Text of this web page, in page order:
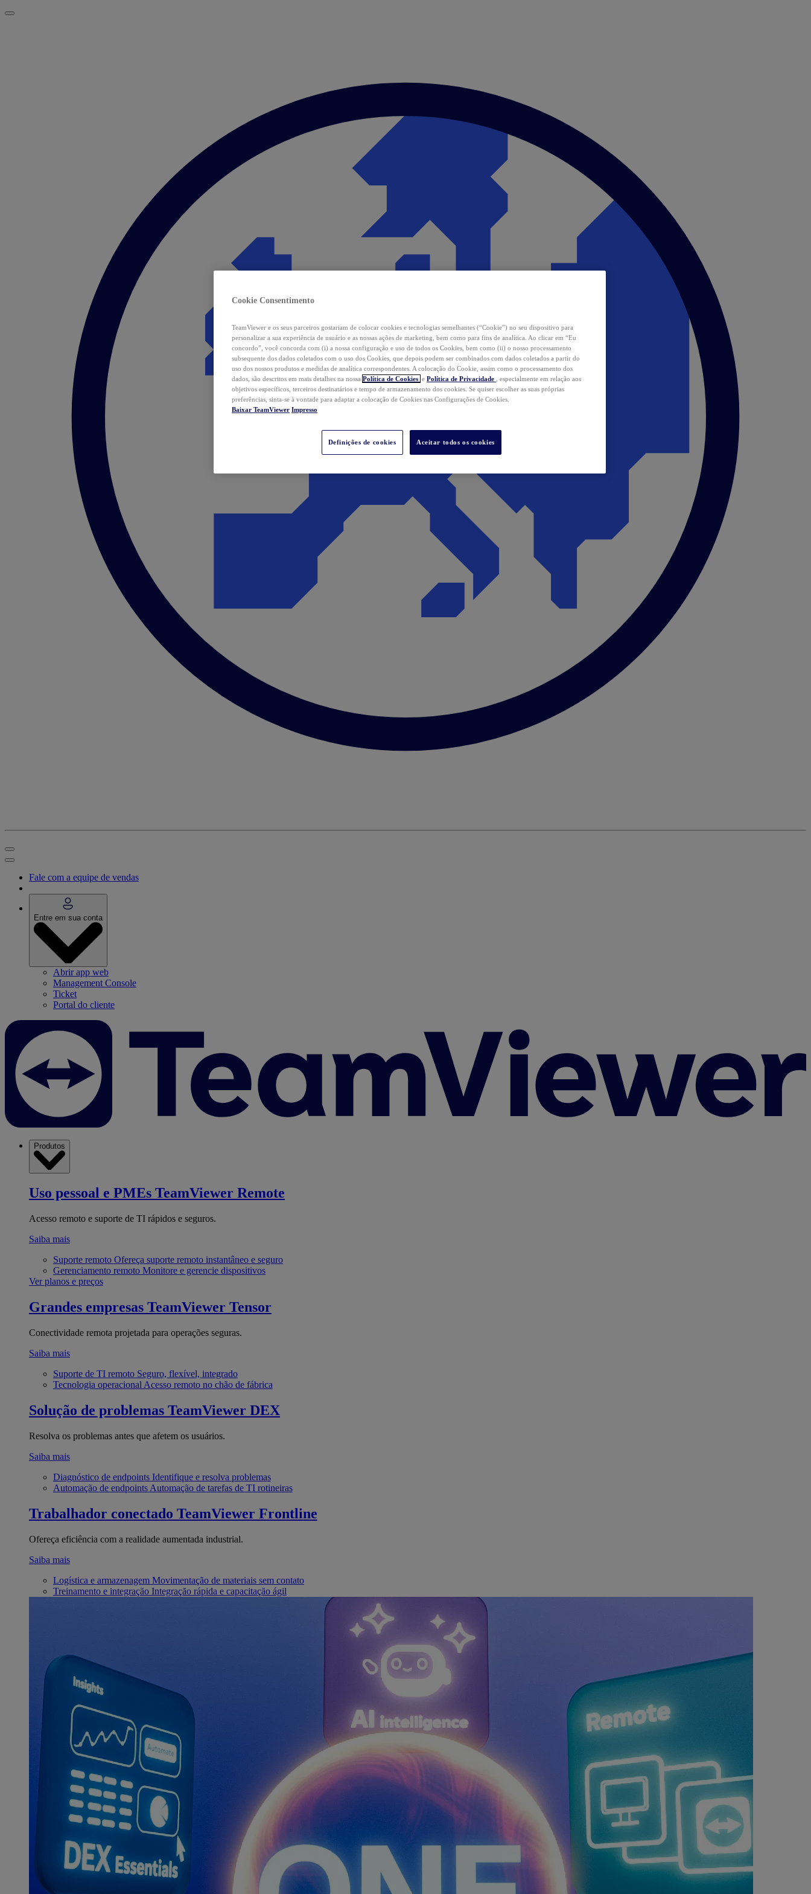
Fale com a equipe de vendas
Entre em sua conta
Abrir app web
Management Console
Ticket
Portal do cliente
Produtos
Uso pessoal e PMEs TeamViewer Remote
Acesso remoto e suporte de TI rápidos e seguros.
Saiba mais
Suporte remoto Ofereça suporte remoto instantâneo e seguro
Gerenciamento remoto Monitore e gerencie dispositivos
Ver planos e preços
Grandes empresas TeamViewer Tensor
Conectividade remota projetada para operações seguras.
Saiba mais
Suporte de TI remoto Seguro, flexível, integrado
Tecnologia operacional Acesso remoto no chão de fábrica
Solução de problemas TeamViewer DEX
Resolva os problemas antes que afetem os usuários.
Saiba mais
Diagnóstico de endpoints Identifique e resolva problemas
Automação de endpoints Automação de tarefas de TI rotineiras
Trabalhador conectado TeamViewer Frontline
Ofereça eficiência com a realidade aumentada industrial.
Saiba mais
Logística e armazenagem Movimentação de materiais sem contato
Treinamento e integração Integração rápida e capacitação ágil
Cookie Consentimento
TeamViewer e os seus parceiros gostariam de colocar cookies e tecnologias semelhantes (“Cookie”) no seu dispositivo para
personalizar a sua experiência de usuário e as nossas ações de marketing, bem como para fins de analítica. Ao clicar em “Eu
concordo”, você concorda com (i) a nossa configuração e uso de todos os Cookies, bem como (ii) o nosso processamento
subsequente dos dados coletados com o uso dos Cookies, que depois podem ser combinados com dados coletados a partir do
uso dos nossos produtos e medidas de analítica correspondentes. A colocação do Cookie, assim como o processamento dos
dados, são descritos em mais detalhes na nossa Política de Cookies e Política de Privacidade
, especialmente em relação aos
objetivos específicos, terceiros destinatários e tempo de armazenamento dos cookies. Se quiser escolher as suas próprias
preferências, sinta-se à vontade para adaptar a colocação de Cookies nas Configurações de Cookies.
Baixar TeamViewer Impresso
Definições de cookies Aceitar todos os cookies